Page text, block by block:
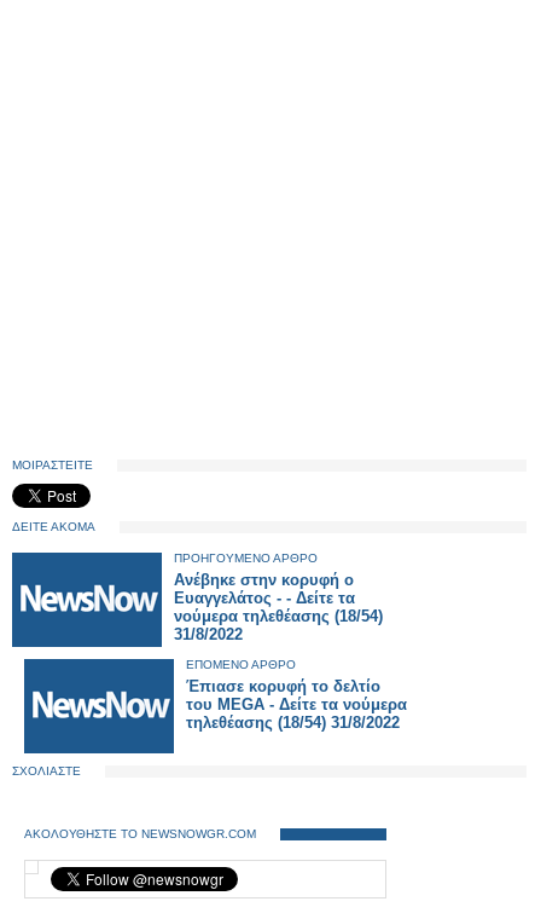
ΜΟΙΡΑΣΤΕΙΤΕ
ΔΕΙΤΕ ΑΚΟΜΑ
ΠΡΟΗΓΟΥΜΕΝΟ ΑΡΘΡΟ
Ανέβηκε στην κορυφή ο
Ευαγγελάτος - - Δείτε τα
νούμερα τηλεθέασης (18/54)
31/8/2022
ΕΠΟΜΕΝΟ ΑΡΘΡΟ
Έπιασε κορυφή το δελτίο
του MEGA - Δείτε τα νούμερα
τηλεθέασης (18/54) 31/8/2022
ΣΧΟΛΙΑΣΤΕ
ΑΚΟΛΟΥΘΗΣΤΕ ΤΟ NEWSNOWGR.COM